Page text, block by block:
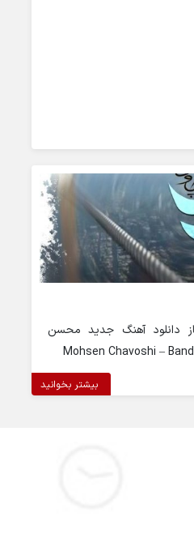
دانلود آهنگ جدید محسن
بیشتر بخوانید